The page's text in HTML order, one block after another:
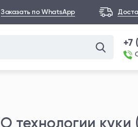
Заказать по WhatsApp
+7
О технологии куки